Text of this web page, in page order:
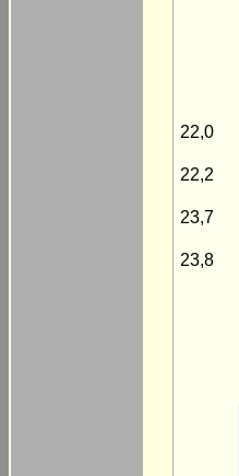
22,0
22,2
23,7
23,8